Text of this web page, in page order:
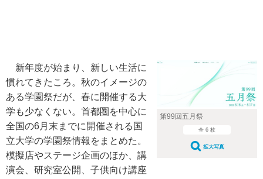
第99回五月祭
全 6 枚
拡大写真
新年度が始まり、新しい生活に
慣れてきたころ。秋のイメージの
ある学園祭だが、春に開催する大
学も少なくない。首都圏を中心に
全国の6月末までに開催される国
立大学の学園祭情報をまとめた。
模擬店やステージ企画のほか、講
演会、研究室公開、子供向け講座